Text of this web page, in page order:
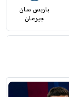
باريس سان
جيرمان